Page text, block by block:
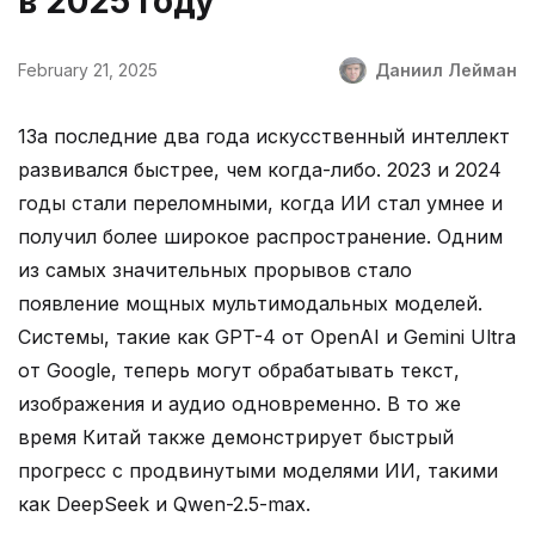
February 21, 2025 Даниил Лейман
1За последние два года искусственный интеллект
развивался быстрее, чем когда-либо. 2023 и 2024
годы стали переломными, когда ИИ стал умнее и
получил более широкое распространение. Одним
из самых значительных прорывов стало
появление мощных мультимодальных моделей.
Системы, такие как GPT-4 от OpenAI и Gemini Ultra
от Google, теперь могут обрабатывать текст,
изображения и аудио одновременно. В то же
время Китай также демонстрирует быстрый
прогресс с продвинутыми моделями ИИ, такими
как DeepSeek и Qwen-2.5-max.